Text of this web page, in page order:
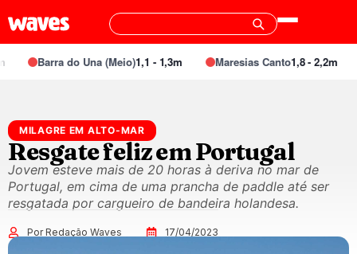
Barra do Una (Meio)1,1 - 1,3m Maresias Canto1,8 - 2,2m
MILAGRE EM ALTO-MAR
Resgate feliz em Portugal
Jovem esteve mais de 20 horas à deriva no mar de
Portugal, em cima de uma prancha de paddle até ser
resgatada por cargueiro de bandeira holandesa.
Por Redação Waves 17/04/2023